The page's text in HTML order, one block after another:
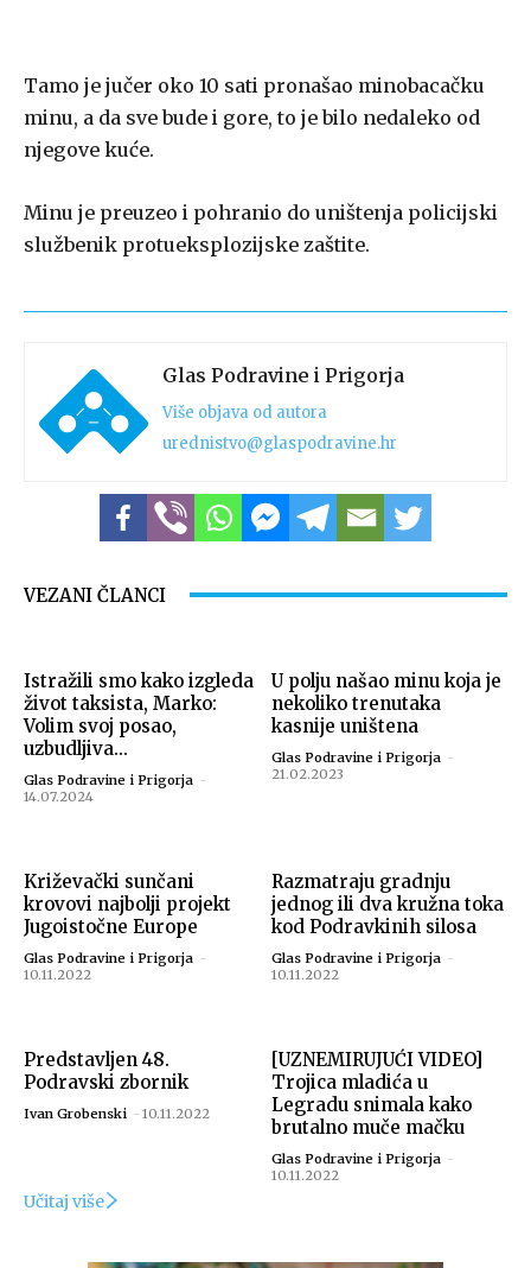
Tamo je jučer oko 10 sati pronašao minobacačku
minu, a da sve bude i gore, to je bilo nedaleko od
njegove kuće.
Minu je preuzeo i pohranio do uništenja policijski
službenik protueksplozijske zaštite.
Glas Podravine i Prigorja
Više objava od autora
urednistvo@glaspodravine.hr
VEZANI ČLANCI
Istražili smo kako izgleda
život taksista, Marko:
Volim svoj posao,
uzbudljiva...
Glas Podravine i Prigorja -
14.07.2024
U polju našao minu koja je
nekoliko trenutaka
kasnije uništena
Glas Podravine i Prigorja -
21.02.2023
Križevački sunčani
krovovi najbolji projekt
Jugoistočne Europe
Glas Podravine i Prigorja -
10.11.2022
Razmatraju gradnju
jednog ili dva kružna toka
kod Podravkinih silosa
Glas Podravine i Prigorja -
10.11.2022
Predstavljen 48.
Podravski zbornik
Ivan Grobenski - 10.11.2022
[UZNEMIRUJUĆI VIDEO]
Trojica mladića u
Legradu snimala kako
brutalno muče mačku
Glas Podravine i Prigorja -
10.11.2022
Učitaj više